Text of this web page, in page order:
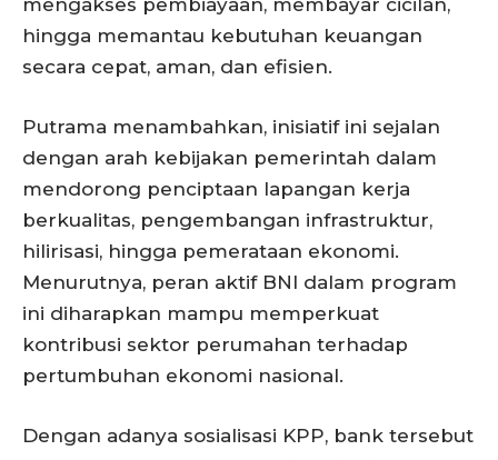
hingga memantau kebutuhan keuangan
secara cepat, aman, dan efisien.
Putrama menambahkan, inisiatif ini sejalan
dengan arah kebijakan pemerintah dalam
mendorong penciptaan lapangan kerja
berkualitas, pengembangan infrastruktur,
hilirisasi, hingga pemerataan ekonomi.
Menurutnya, peran aktif BNI dalam program
ini diharapkan mampu memperkuat
kontribusi sektor perumahan terhadap
pertumbuhan ekonomi nasional.
Dengan adanya sosialisasi KPP, bank tersebut